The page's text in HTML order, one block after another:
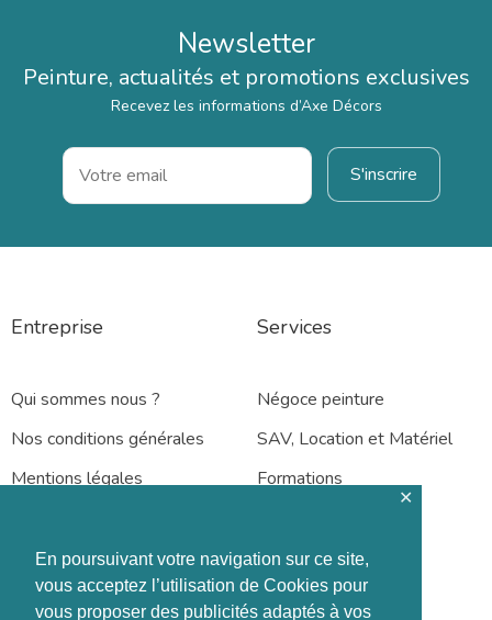
En poursuivant votre navigation sur ce site,
vous acceptez l’utilisation de Cookies pour
vous proposer des publicités adaptés à vos
✕
Newsletter
Peinture, actualités et promotions exclusives
Recevez les informations d’Axe Décors
Entreprise
Qui sommes nous ?
Nos conditions générales
Mentions légales
Services
Négoce peinture
SAV, Location et Matériel
Formations